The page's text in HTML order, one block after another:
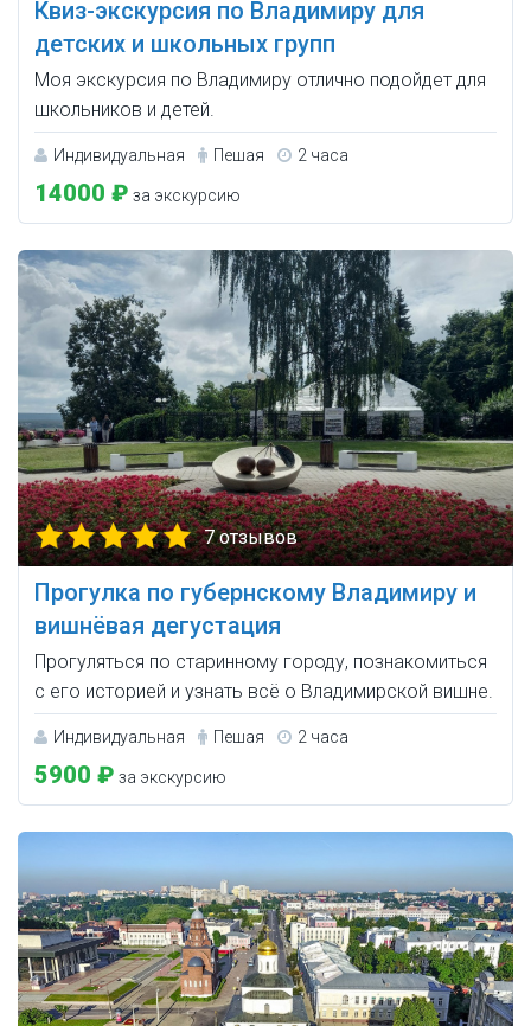
Квиз-экскурсия по Владимиру для
детских и школьных групп
Моя экскурсия по Владимиру отлично подойдет для
школьников и детей.
Индивидуальная Пешая 2 часа
14000 ₽ за экскурсию
7 отзывов
Прогулка по губернскому Владимиру и
вишнёвая дегустация
Прогуляться по старинному городу, познакомиться
с его историей и узнать всё о Владимирской вишне.
Индивидуальная Пешая 2 часа
5900 ₽ за экскурсию